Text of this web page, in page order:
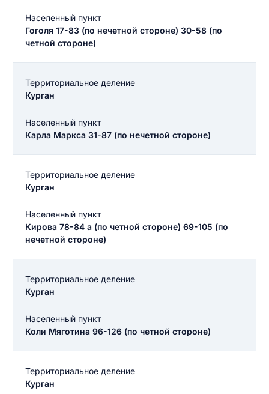
Населенный пункт
Гоголя 17-83 (по нечетной стороне) 30-58 (по
четной стороне)
Территориальное деление
Курган
Населенный пункт
Карла Маркса 31-87 (по нечетной стороне)
Территориальное деление
Курган
Населенный пункт
Кирова 78-84 а (по четной стороне) 69-105 (по
нечетной стороне)
Территориальное деление
Курган
Населенный пункт
Коли Мяготина 96-126 (по четной стороне)
Территориальное деление
Курган